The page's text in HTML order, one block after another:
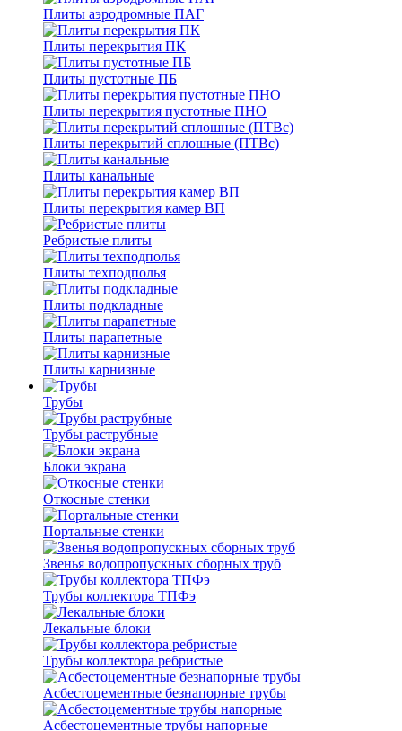
Плиты аэродромные ПАГ
Плиты перекрытия ПК
Плиты пустотные ПБ
Плиты перекрытия пустотные ПНО
Плиты перекрытий сплошные (ПТВс)
Плиты канальные
Плиты перекрытия камер ВП
Ребристые плиты
Плиты техподполья
Плиты подкладные
Плиты парапетные
Плиты карнизные
Трубы
Трубы раструбные
Блоки экрана
Откосные стенки
Портальные стенки
Звенья водопропускных сборных труб
Трубы коллектора ТПФэ
Лекальные блоки
Трубы коллектора ребристые
Асбестоцементные безнапорные трубы
Асбестоцементные трубы напорные